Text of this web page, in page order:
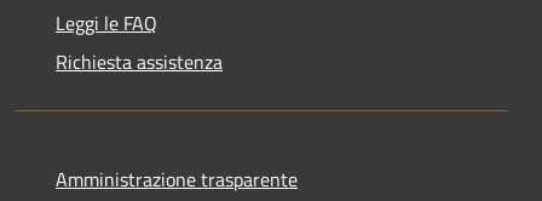
Leggi le FAQ
Richiesta assistenza
Amministrazione trasparente